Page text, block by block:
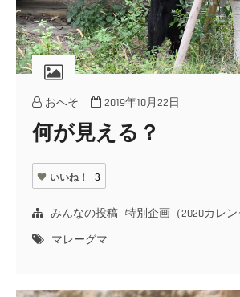
おへそ 2019年10月22日
何が見える？
いいね！ 3
みんなの投稿 特別企画（2020カレン
マレーグマ